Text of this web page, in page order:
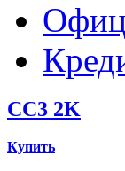
CC3 2K
Купить